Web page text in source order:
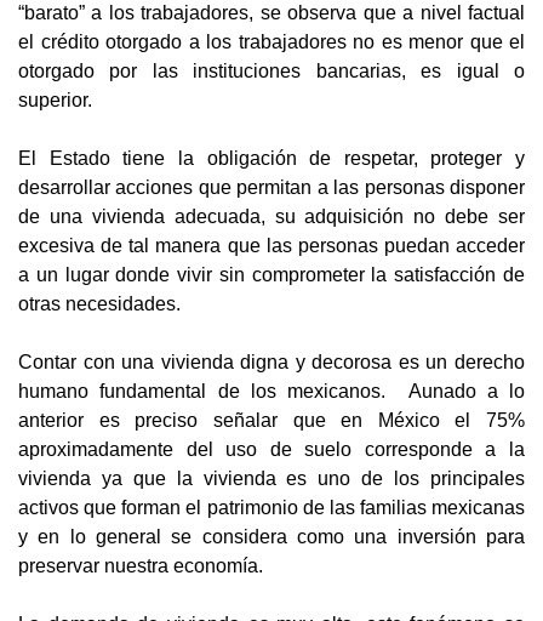
“barato” a los trabajadores, se observa que a nivel factual
el crédito otorgado a los trabajadores no es menor que el
otorgado por las instituciones bancarias, es igual o
superior.
El Estado tiene la obligación de respetar, proteger y
desarrollar acciones que permitan a las personas disponer
de una vivienda adecuada, su adquisición no debe ser
excesiva de tal manera que las personas puedan acceder
a un lugar donde vivir sin comprometer la satisfacción de
otras necesidades.
Contar con una vivienda digna y decorosa es un derecho
humano fundamental de los mexicanos. Aunado a lo
anterior es preciso señalar que en México el 75%
aproximadamente del uso de suelo corresponde a la
vivienda ya que la vivienda es uno de los principales
activos que forman el patrimonio de las familias mexicanas
y en lo general se considera como una inversión para
preservar nuestra economía.